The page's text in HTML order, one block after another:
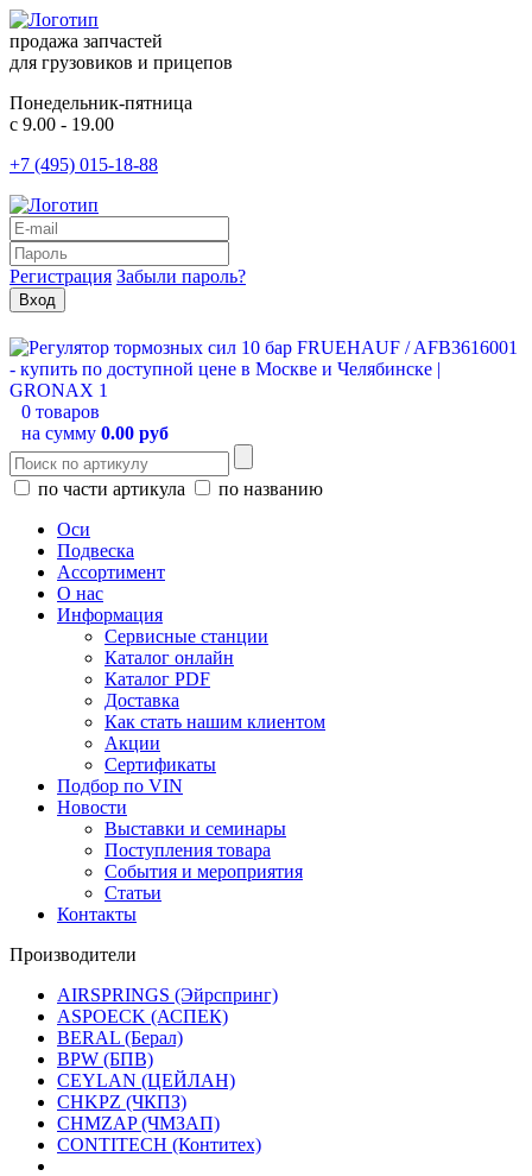
продажа запчастей
для грузовиков и прицепов
Понедельник-пятница
с 9.00 - 19.00
+7 (495) 015-18-88
Регистрация Забыли пароль?
0 товаров
на сумму 0.00 руб
по части артикула
по названию
Оси
Подвеска
Ассортимент
О нас
Информация
Сервисные станции
Каталог онлайн
Каталог PDF
Доставка
Как стать нашим клиентом
Акции
Сертификаты
Подбор по VIN
Новости
Выставки и семинары
Поступления товара
События и мероприятия
Статьи
Контакты
Производители
AIRSPRINGS (Эйрспринг)
ASPOECK (АСПЕК)
BERAL (Берал)
BPW (БПВ)
CEYLAN (ЦЕЙЛАН)
CHKPZ (ЧКПЗ)
CHMZAP (ЧМЗАП)
CONTITECH (Контитех)